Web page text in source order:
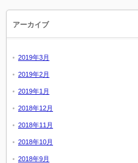
アーカイブ
2019年3月
2019年2月
2019年1月
2018年12月
2018年11月
2018年10月
2018年9月